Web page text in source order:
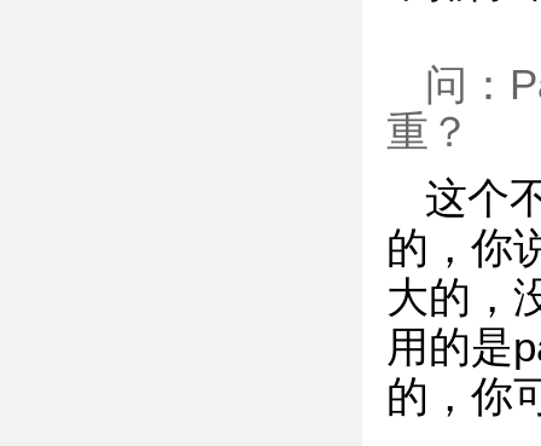
问：
重？
这个
的，你
大的，
用的是
的，你